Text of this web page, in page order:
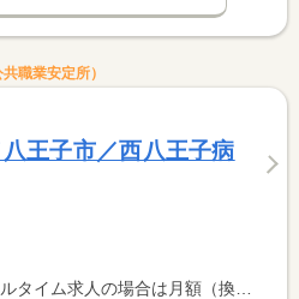
職業安定所）
王子市／西八王子病
（換算額）、パート求人の場合は時間額を表示しています。